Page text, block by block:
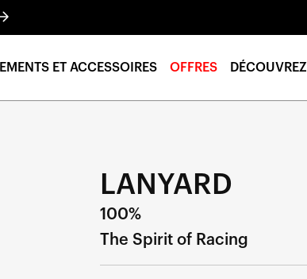
ET ACCESSOIRES OFFRES DÉCOUVREZ
LANYARD
100%
The Spirit of Racing